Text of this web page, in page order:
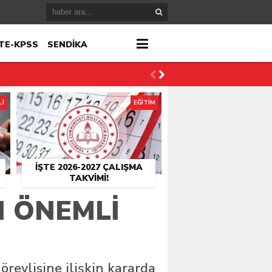
KPSS SENDİKA
İŞTE 2026-2027 ÇALIŞMA
TAKVIMI!
EĞİTİM
ÖNEMLI
ilişkin kararda